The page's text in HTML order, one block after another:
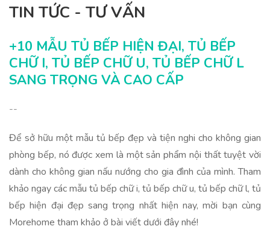
TIN TỨC - TƯ VẤN
+10 MẪU TỦ BẾP HIỆN ĐẠI, TỦ BẾP
CHỮ I, TỦ BẾP CHỮ U, TỦ BẾP CHỮ L
SANG TRỌNG VÀ CAO CẤP
--
Để sở hữu một mẫu tủ bếp đẹp và tiện nghi cho không gian
phòng bếp, nó được xem là một sản phẩm nội thất tuyệt vời
dành cho không gian nấu nướng cho gia đình của mình. Tham
khảo ngay các mẫu tủ bếp chữ i, tủ bếp chữ u, tủ bếp chữ l, tủ
bếp hiện đại đẹp sang trọng nhất hiện nay, mời bạn cùng
Morehome tham khảo ở bài viết dưới đây nhé!